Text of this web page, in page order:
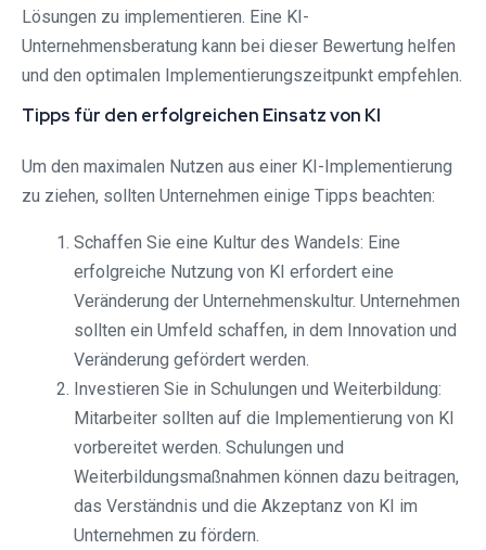
Lösungen zu implementieren. Eine KI-
Unternehmensberatung kann bei dieser Bewertung helfen
und den optimalen Implementierungszeitpunkt empfehlen.
Tipps für den erfolgreichen Einsatz von KI
Um den maximalen Nutzen aus einer KI-Implementierung
zu ziehen, sollten Unternehmen einige Tipps beachten:
Schaffen Sie eine Kultur des Wandels: Eine
erfolgreiche Nutzung von KI erfordert eine
Veränderung der Unternehmenskultur. Unternehmen
sollten ein Umfeld schaffen, in dem Innovation und
Veränderung gefördert werden.
Investieren Sie in Schulungen und Weiterbildung:
Mitarbeiter sollten auf die Implementierung von KI
vorbereitet werden. Schulungen und
Weiterbildungsmaßnahmen können dazu beitragen,
das Verständnis und die Akzeptanz von KI im
Unternehmen zu fördern.